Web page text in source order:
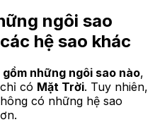
ngôi sao
hệ sao khác
những ngôi sao nào,
có Mặt Trời. Tuy nhiên,
có những hệ sao